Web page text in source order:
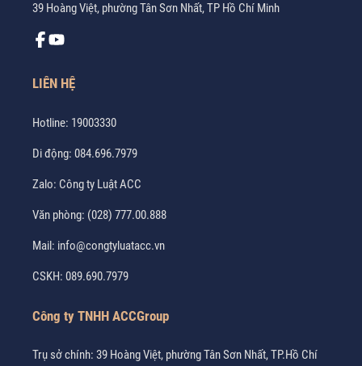
39 Hoàng Việt, phường Tân Sơn Nhất, TP Hồ Chí Minh
LIÊN HỆ
Hotline: 19003330
Di động: 084.696.7979
Zalo: Công ty Luật ACC
Văn phòng: (028) 777.00.888
Mail: info@congtyluatacc.vn
CSKH: 089.690.7979
Công ty TNHH ACCGroup
Trụ sở chính: 39 Hoàng Việt, phường Tân Sơn Nhất, TP.Hồ Chí